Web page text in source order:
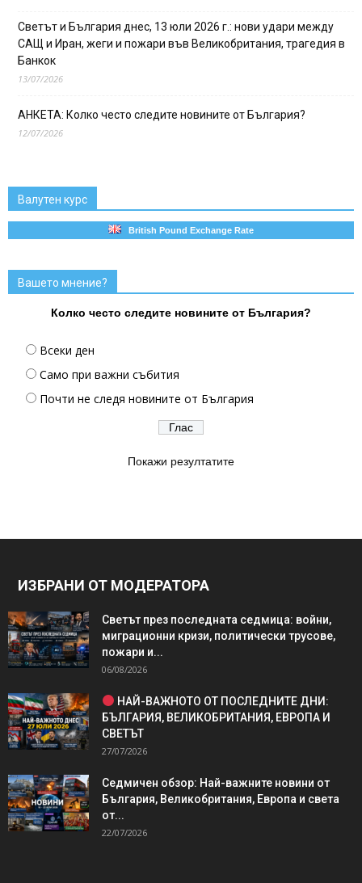
Светът и България днес, 13 юли 2026 г.: нови удари между
САЩ и Иран, жеги и пожари във Великобритания, трагедия в
Банкок
13/07/2026
АНКЕТА: Колко често следите новините от България?
12/07/2026
Валутен курс
British Pound Exchange Rate
Вашето мнение?
Колко често следите новините от България?
Всеки ден
Само при важни събития
Почти не следя новините от България
Покажи резултатите
ИЗБРАНИ ОТ МОДЕРАТОРА
Светът през последната седмица: войни,
миграционни кризи, политически трусове,
пожари и...
06/08/2026
НАЙ-ВАЖНОТО ОТ ПОСЛЕДНИТЕ ДНИ:
БЪЛГАРИЯ, ВЕЛИКОБРИТАНИЯ, ЕВРОПА И
СВЕТЪТ
27/07/2026
Седмичен обзор: Най-важните новини от
България, Великобритания, Европа и света
от...
22/07/2026